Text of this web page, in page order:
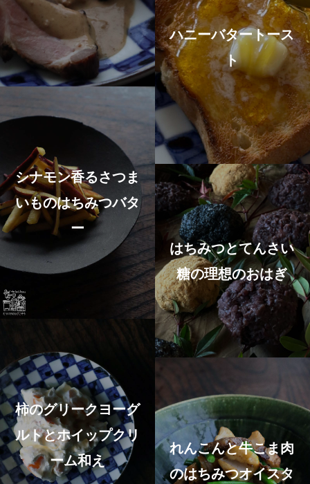
ハニーバタートース
ト
シナモン香るさつま
いものはちみつバタ
ー
はちみつとてんさい
糖の理想のおはぎ
柿のグリークヨーグ
ルトとホイップクリ
ーム和え
れんこんと牛こま肉
のはちみつオイスタ